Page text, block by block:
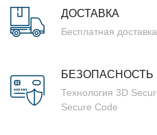
ДОСТАВКА
Бесплатная
Технология 3D
Secure Code